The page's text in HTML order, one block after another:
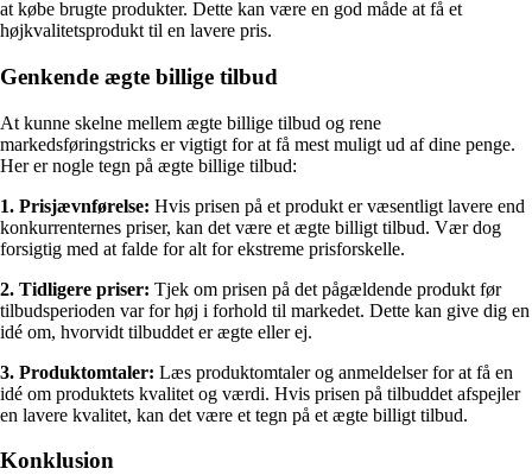
at købe brugte produkter. Dette kan være en god måde at få et
højkvalitetsprodukt til en lavere pris.
Genkende ægte billige tilbud
At kunne skelne mellem ægte billige tilbud og rene
markedsføringstricks er vigtigt for at få mest muligt ud af dine penge.
Her er nogle tegn på ægte billige tilbud:
1. Prisjævnførelse: Hvis prisen på et produkt er væsentligt lavere end
konkurrenternes priser, kan det være et ægte billigt tilbud. Vær dog
forsigtig med at falde for alt for ekstreme prisforskelle.
2. Tidligere priser: Tjek om prisen på det pågældende produkt før
tilbudsperioden var for høj i forhold til markedet. Dette kan give dig en
idé om, hvorvidt tilbuddet er ægte eller ej.
3. Produktomtaler: Læs produktomtaler og anmeldelser for at få en
idé om produktets kvalitet og værdi. Hvis prisen på tilbuddet afspejler
en lavere kvalitet, kan det være et tegn på et ægte billigt tilbud.
Konklusion